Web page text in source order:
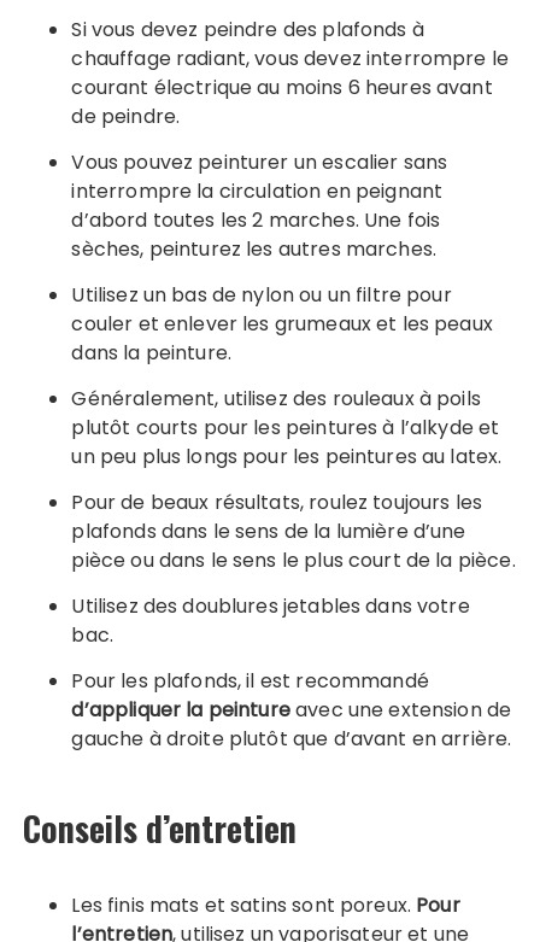
Si vous devez peindre des plafonds à
chauffage radiant, vous devez interrompre le
courant électrique au moins 6 heures avant
de peindre.
Vous pouvez peinturer un escalier sans
interrompre la circulation en peignant
d’abord toutes les 2 marches. Une fois
sèches, peinturez les autres marches.
Utilisez un bas de nylon ou un filtre pour
couler et enlever les grumeaux et les peaux
dans la peinture.
Généralement, utilisez des rouleaux à poils
plutôt courts pour les peintures à l’alkyde et
un peu plus longs pour les peintures au latex.
Pour de beaux résultats, roulez toujours les
plafonds dans le sens de la lumière d’une
pièce ou dans le sens le plus court de la pièce.
Utilisez des doublures jetables dans votre
bac.
Pour les plafonds, il est recommandé
d’appliquer la peintureavec une extension de
gauche à droite plutôt que d’avant en arrière.
Conseils d’entretien
Les finis mats et satins sont poreux. Pour
l’entretien, utilisez un vaporisateur et une